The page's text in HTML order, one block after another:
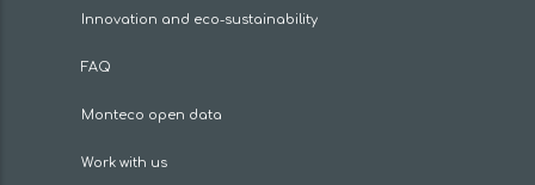
Innovation and eco-sustainability
FAQ
Monteco open data
Work with us